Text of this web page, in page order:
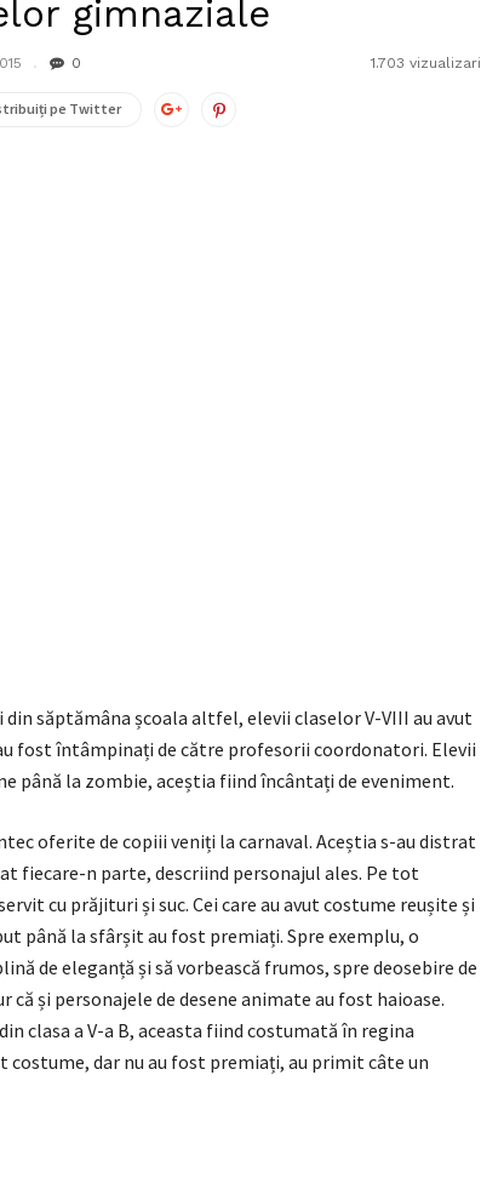
gimnaziale
0 1.703 vizualizari
pe Twitter
din săptămâna școala altfel, elevii claselor V-VIII au avut
fost întâmpinați de către profesorii coordonatori. Elevii
până la zombie, aceștia fiind încântați de eveniment.
oferite de copiii veniți la carnaval. Aceștia s-au distrat
fiecare-n parte, descriind personajul ales. Pe tot
cu prăjituri și suc. Cei care au avut costume reușite și
până la sfârșit au fost premiați. Spre exemplu, o
de eleganță și să vorbească frumos, spre deosebire de
că și personajele de desene animate au fost haioase.
clasa a V-a B, aceasta fiind costumată în regina
costume, dar nu au fost premiați, au primit câte un